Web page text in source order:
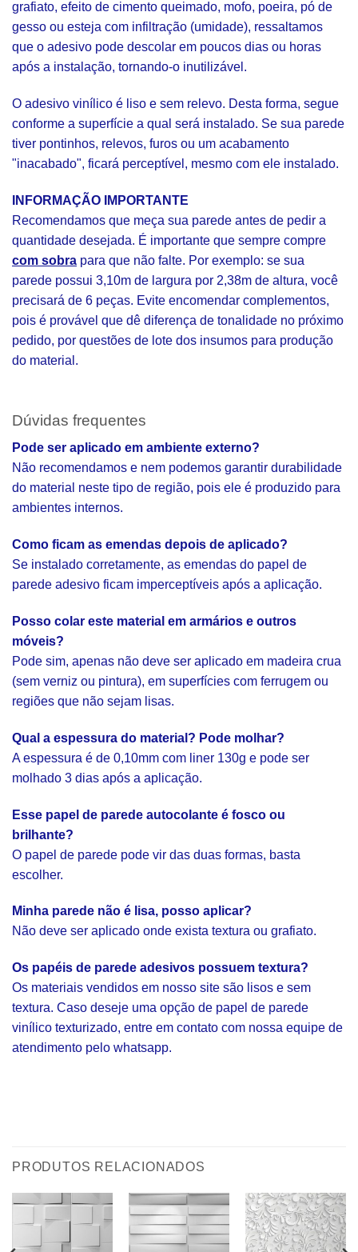
grafiato, efeito de cimento queimado, mofo, poeira, pó de
gesso ou esteja com infiltração (umidade), ressaltamos
que o adesivo pode descolar em poucos dias ou horas
após a instalação, tornando-o inutilizável.
O adesivo vinílico é liso e sem relevo. Desta forma, segue
conforme a superfície a qual será instalado. Se sua parede
tiver pontinhos, relevos, furos ou um acabamento
"inacabado", ficará perceptível, mesmo com ele instalado.
INFORMAÇÃO IMPORTANTE
Recomendamos que meça sua parede antes de pedir a
quantidade desejada. É importante que sempre compre
com sobra para que não falte. Por exemplo: se sua
parede possui 3,10m de largura por 2,38m de altura, você
precisará de 6 peças. Evite encomendar complementos,
pois é provável que dê diferença de tonalidade no próximo
pedido, por questões de lote dos insumos para produção
do material.
Dúvidas frequentes
Pode ser aplicado em ambiente externo?
Não recomendamos e nem podemos garantir durabilidade
do material neste tipo de região, pois ele é produzido para
ambientes internos.
Como ficam as emendas depois de aplicado?
Se instalado corretamente, as emendas do papel de
parede adesivo ficam imperceptíveis após a aplicação.
Posso colar este material em armários e outros
móveis?
Pode sim, apenas não deve ser aplicado em madeira crua
(sem verniz ou pintura), em superfícies com ferrugem ou
regiões que não sejam lisas.
Qual a espessura do material? Pode molhar?
A espessura é de 0,10mm com liner 130g e pode ser
molhado 3 dias após a aplicação.
Esse papel de parede autocolante é fosco ou
brilhante?
O papel de parede pode vir das duas formas, basta
escolher.
Minha parede não é lisa, posso aplicar?
Não deve ser aplicado onde exista textura ou grafiato.
Os papéis de parede adesivos possuem textura?
Os materiais vendidos em nosso site são lisos e sem
textura. Caso deseje uma opção de papel de parede
vinílico texturizado, entre em contato com nossa equipe de
atendimento pelo whatsapp.
PRODUTOS RELACIONADOS